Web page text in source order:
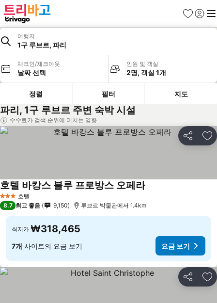
즐겨찾기
로그인
메
여행지
1구 루브르, 파리
체크인/체크아웃
날짜 선택
인원 및 객실
2명, 객실 1개
정렬 필터 지도
파리, 1구 루브르 주변 숙박 시설
수수료가 검색 순위에 미치는 영향
공유 즐
3 성급 호텔
호텔 바캉스 블루 프로방스 오페라
8.7 최고 좋음 9,150 루브르 박물관에서 1.4km
최저가 ₩318,465
7개 사이트의 요금 보기 요금 보기
공유 즐